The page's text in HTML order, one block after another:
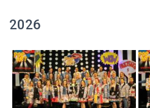
2026